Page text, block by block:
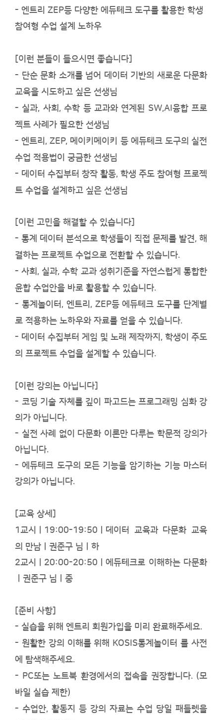
- 엔트리 ZEP등 다양한 에듀테크 도구를 활용한 학생
참여형 수업 설계 노하우
[이런 분들이 들으시면 좋습니다]
- 단순 문화 소개를 넘어 데이터 기반의 새로운 다문화
교육을 시도하고 싶은 선생님
- 실과, 사회, 수학 등 교과와 연계된 SW,AI융합 프로
젝트 사례가 필요한 선생님
- 엔트리, ZEP, 메이키메이키 등 에듀테크 도구의 실전
수업 적용법이 궁금한 선생님
- 데이터 수집부터 창작 활동, 학생 주도 참여형 프로젝
트 수업을 설계하고 싶은 선생님
[이런 고민을 해결할 수 있습니다]
- 통계 데이터 분석으로 학생들이 직접 문제를 발견, 해
결하는 프로젝트 수업으로 전환할 수 있습니다.
- 사회, 실과, 수학 교과 성취기준을 자연스럽게 통합한
윤합 수업안을 바로 활용할 수 있습니다.
- 통계놀이터, 엔트리, ZEP등 에듀테크 도구를 단계별
로 적용하는 노하우와 자료를 얻을 수 있습니다.
- 데이터 수집부터 게임 및 노래 제작까지, 학생이 주도
의 프로젝트 수업을 설계할 수 있습니다.
[이런 강의는 아닙니다]
- 코딩 기술 자체를 깊이 파고드는 프로그래밍 심화 강
의가 아닙니다.
- 실전 사례 없이 다문화 이론만 다루는 학문적 강의가
아닙니다.
- 에듀테크 도구의 모든 기능을 암기하는 기능 마스터
강의가 아닙니다.
[교육 상세]
1교시ㅣ19:00-19:50ㅣ 데이터 교육과 다문화 교육
의 만남ㅣ권준구 님ㅣ하
2교시ㅣ20:00-20:50ㅣ에듀테크로 이해하는 다문화
ㅣ권준구 님ㅣ중
[준비 사항]
- 실습을 위해 엔트리 회원가입을 미리 완료해주세요.
- 원활한 강의 이해를 위해 KOSIS통계놀이터 를 사전
에 탐색해주세요.
- PC또는 노트북 환경에서의 접속을 권장합니다. (모
바일 실습 제한)
- 수업안, 활동지 등 강의 자료는 수업 당일 패들렛을